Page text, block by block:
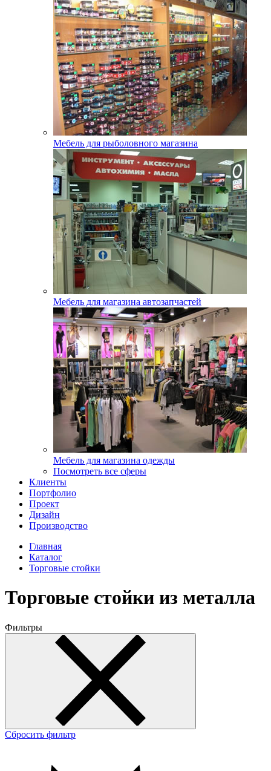
Мебель для рыболовного магазина
Мебель для магазина автозапчастей
Мебель для магазина одежды
Посмотреть все сферы
Клиенты
Портфолио
Проект
Дизайн
Производство
Главная
Каталог
Торговые стойки
Торговые стойки из металла
Фильтры
Сбросить фильтр